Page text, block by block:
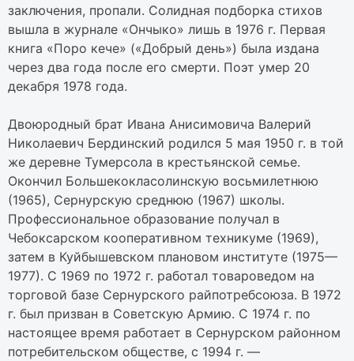
заключения, пропали. Солидная подборка стихов
вышла в журнале «Ончыко» лишь в 1976 г. Первая
книга «Поро кече» («Добрый день») была издана
через два года после его смерти. Поэт умер 20
декабря 1978 года.
Двоюродный брат Ивана Анисимовича Валерий
Николаевич Бердинский родился 5 мая 1950 г. в той
же деревне Тумерсола в крестьянской семье.
Окончил Большекокласолинскую восьмилетнюю
(1965), Сернурскую среднюю (1967) школы.
Профессиональное образование получал в
Чебоксарском кооперативном техникуме (1969),
затем в Куйбышевском плановом институте (1975—
1977). С 1969 по 1972 г. работал товароведом на
торговой базе Сернурского райпотребсоюза. В 1972
г. был призван в Советскую Армию. С 1974 г. по
настоящее время работает в Сернурском районном
потребительском обществе, с 1994 г. —